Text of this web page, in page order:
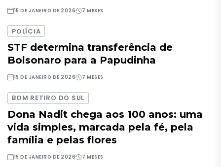
15 DE JANEIRO DE 2026 7 MESES
POLÍCIA
STF determina transferência de
Bolsonaro para a Papudinha
15 DE JANEIRO DE 2026 7 MESES
BOM RETIRO DO SUL
Dona Nadit chega aos 100 anos: uma
vida simples, marcada pela fé, pela
família e pelas flores
15 DE JANEIRO DE 2026 7 MESES